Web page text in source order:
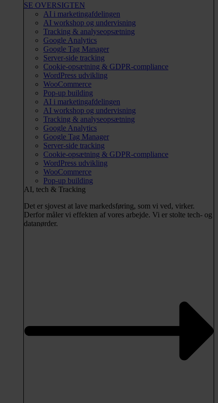
SE OVERSIGTEN
AI i marketingafdelingen
AI workshop og undervisning
Tracking & analyseopsætning
Google Analytics
Google Tag Manager
Server-side tracking
Cookie-opsætning & GDPR-compliance
WordPress udvikling
WooCommerce
Pop-up building
AI i marketingafdelingen
AI workshop og undervisning
Tracking & analyseopsætning
Google Analytics
Google Tag Manager
Server-side tracking
Cookie-opsætning & GDPR-compliance
WordPress udvikling
WooCommerce
Pop-up building
AI, tech & Tracking
Det er sjovest at lave markedsføring, som vi ved, virker.
Derfor måler vi effekten af vores arbejde. Vi er stolte tech- og
datanørder.